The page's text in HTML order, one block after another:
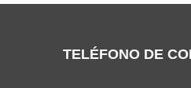
TELÉFONO DE